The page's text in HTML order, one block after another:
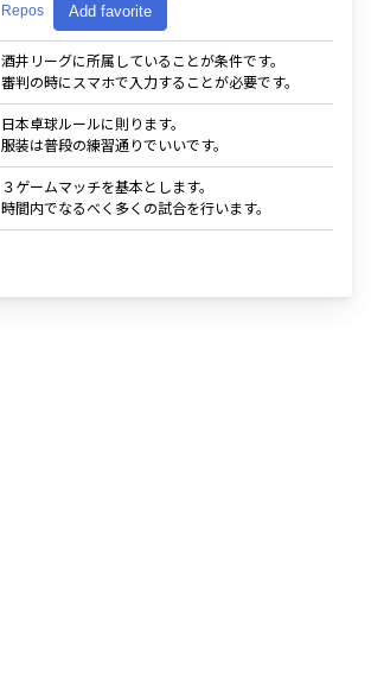
Repos Add favorite
酒井リーグに所属していることが条件です。
審判の時にスマホで入力することが必要です。
日本卓球ルールに則ります。
服装は普段の練習通りでいいです。
３ゲームマッチを基本とします。
時間内でなるべく多くの試合を行います。